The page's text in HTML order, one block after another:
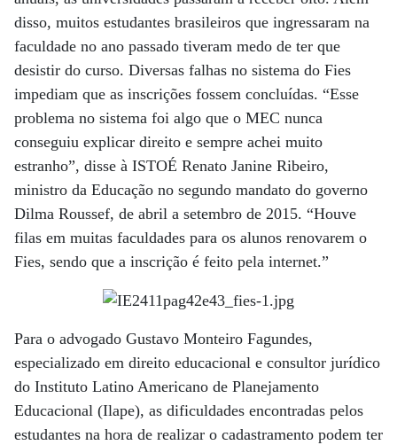
disso, muitos estudantes brasileiros que ingressaram na
faculdade no ano passado tiveram medo de ter que
desistir do curso. Diversas falhas no sistema do Fies
impediam que as inscrições fossem concluídas. “Esse
problema no sistema foi algo que o MEC nunca
conseguiu explicar direito e sempre achei muito
estranho”, disse à ISTOÉ Renato Janine Ribeiro,
ministro da Educação no segundo mandato do governo
Dilma Roussef, de abril a setembro de 2015. “Houve
filas em muitas faculdades para os alunos renovarem o
Fies, sendo que a inscrição é feito pela internet.”
Para o advogado Gustavo Monteiro Fagundes,
especializado em direito educacional e consultor jurídico
do Instituto Latino Americano de Planejamento
Educacional (Ilape), as dificuldades encontradas pelos
estudantes na hora de realizar o cadastramento podem ter